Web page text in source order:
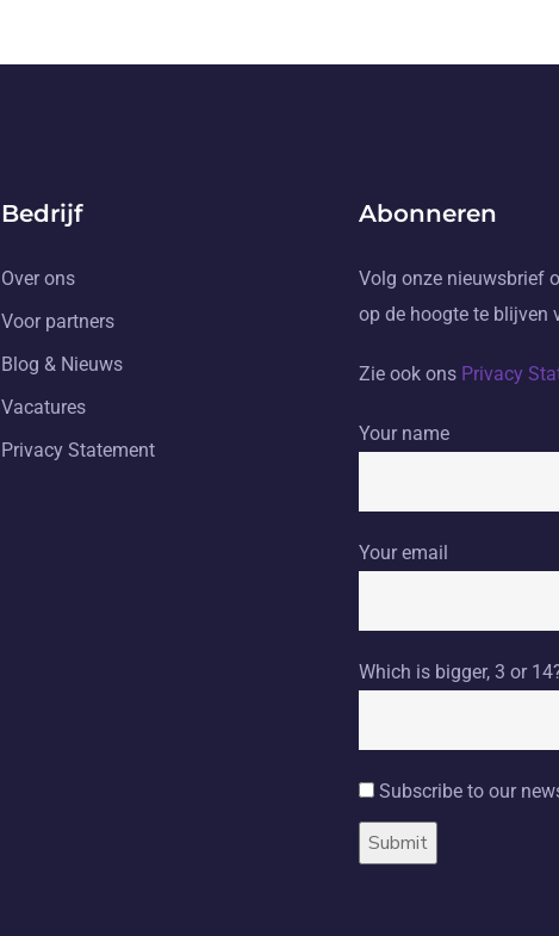
Bedrijf
Over ons
Voor partners
Blog & Nieuws
Vacatures
Privacy Statement
Abonneren
Volg onze nieuwsbrief
op de hoogte te blijven
Zie ook ons Privacy
Your name
Your email
Which is bigger, 3 or
Subscribe to our